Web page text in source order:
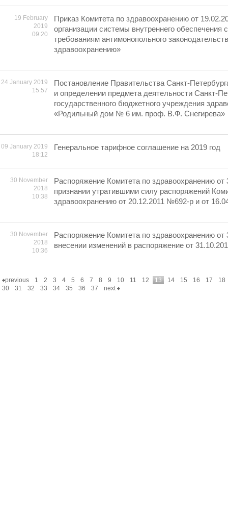
19 February
2019
09:20
Приказ Комитета по здравоохранению от
организации системы внутреннего обеспечения
требованиям антимонопольного
здравоохранению»
24 January 2019
15:57
Постановление Правительства Санкт-
и определении предмета деятельности Санкт-
государственного бюджетного учреждения
«Родильный дом № 6 им. проф. В.Ф. Снегирева»
09 January 2019
18:12
Генеральное тарифное соглашение на 2019 год
30 November
2018
10:38
Распоряжение Комитета по здравоохранению от
признании утратившими силу распоряжений
здравоохранению от 20.12.2011 №692-р и от
30 November
2018
10:36
Распоряжение Комитета по здравоохранению от
внесении изменений в распоряжение от
previous 1 2 3 4 5 6 7 8 9 10 11 12 13 14 15 16 17
18
30
31 32 33 34 35 36 37 next